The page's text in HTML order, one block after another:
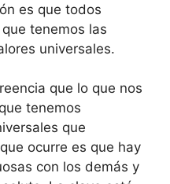
es que todos
tenemos las
universales.
que lo que nos
tenemos
que
ocurre es que hay
con los demás y